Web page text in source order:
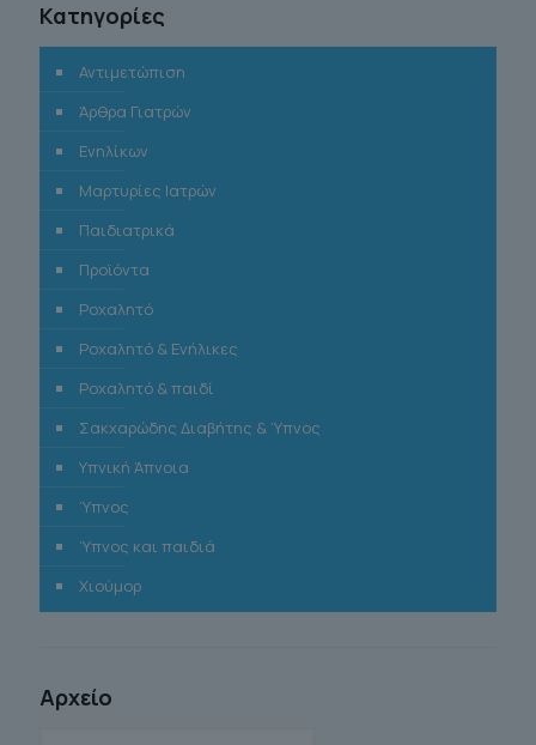
Κατηγορίες
Αντιμετώπιση
Άρθρα Γιατρών
Ενηλίκων
Μαρτυρίες Ιατρών
Παιδιατρικά
Προϊόντα
Ροχαλητό
Ροχαλητό & Ενήλικες
Ροχαλητό & παιδί
Σακχαρώδης Διαβήτης & Ύπνος
Υπνική Άπνοια
Ύπνος
Ύπνος και παιδιά
Χιούμορ
Αρχείο